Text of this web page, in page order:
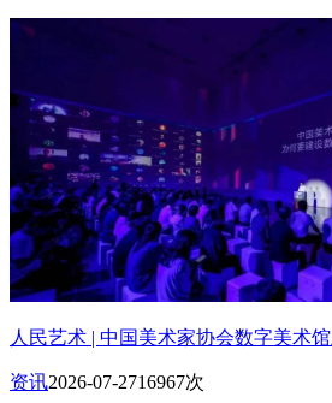
人民艺术 | 中国美术家协会数字美术
资讯2026-07-2716967次